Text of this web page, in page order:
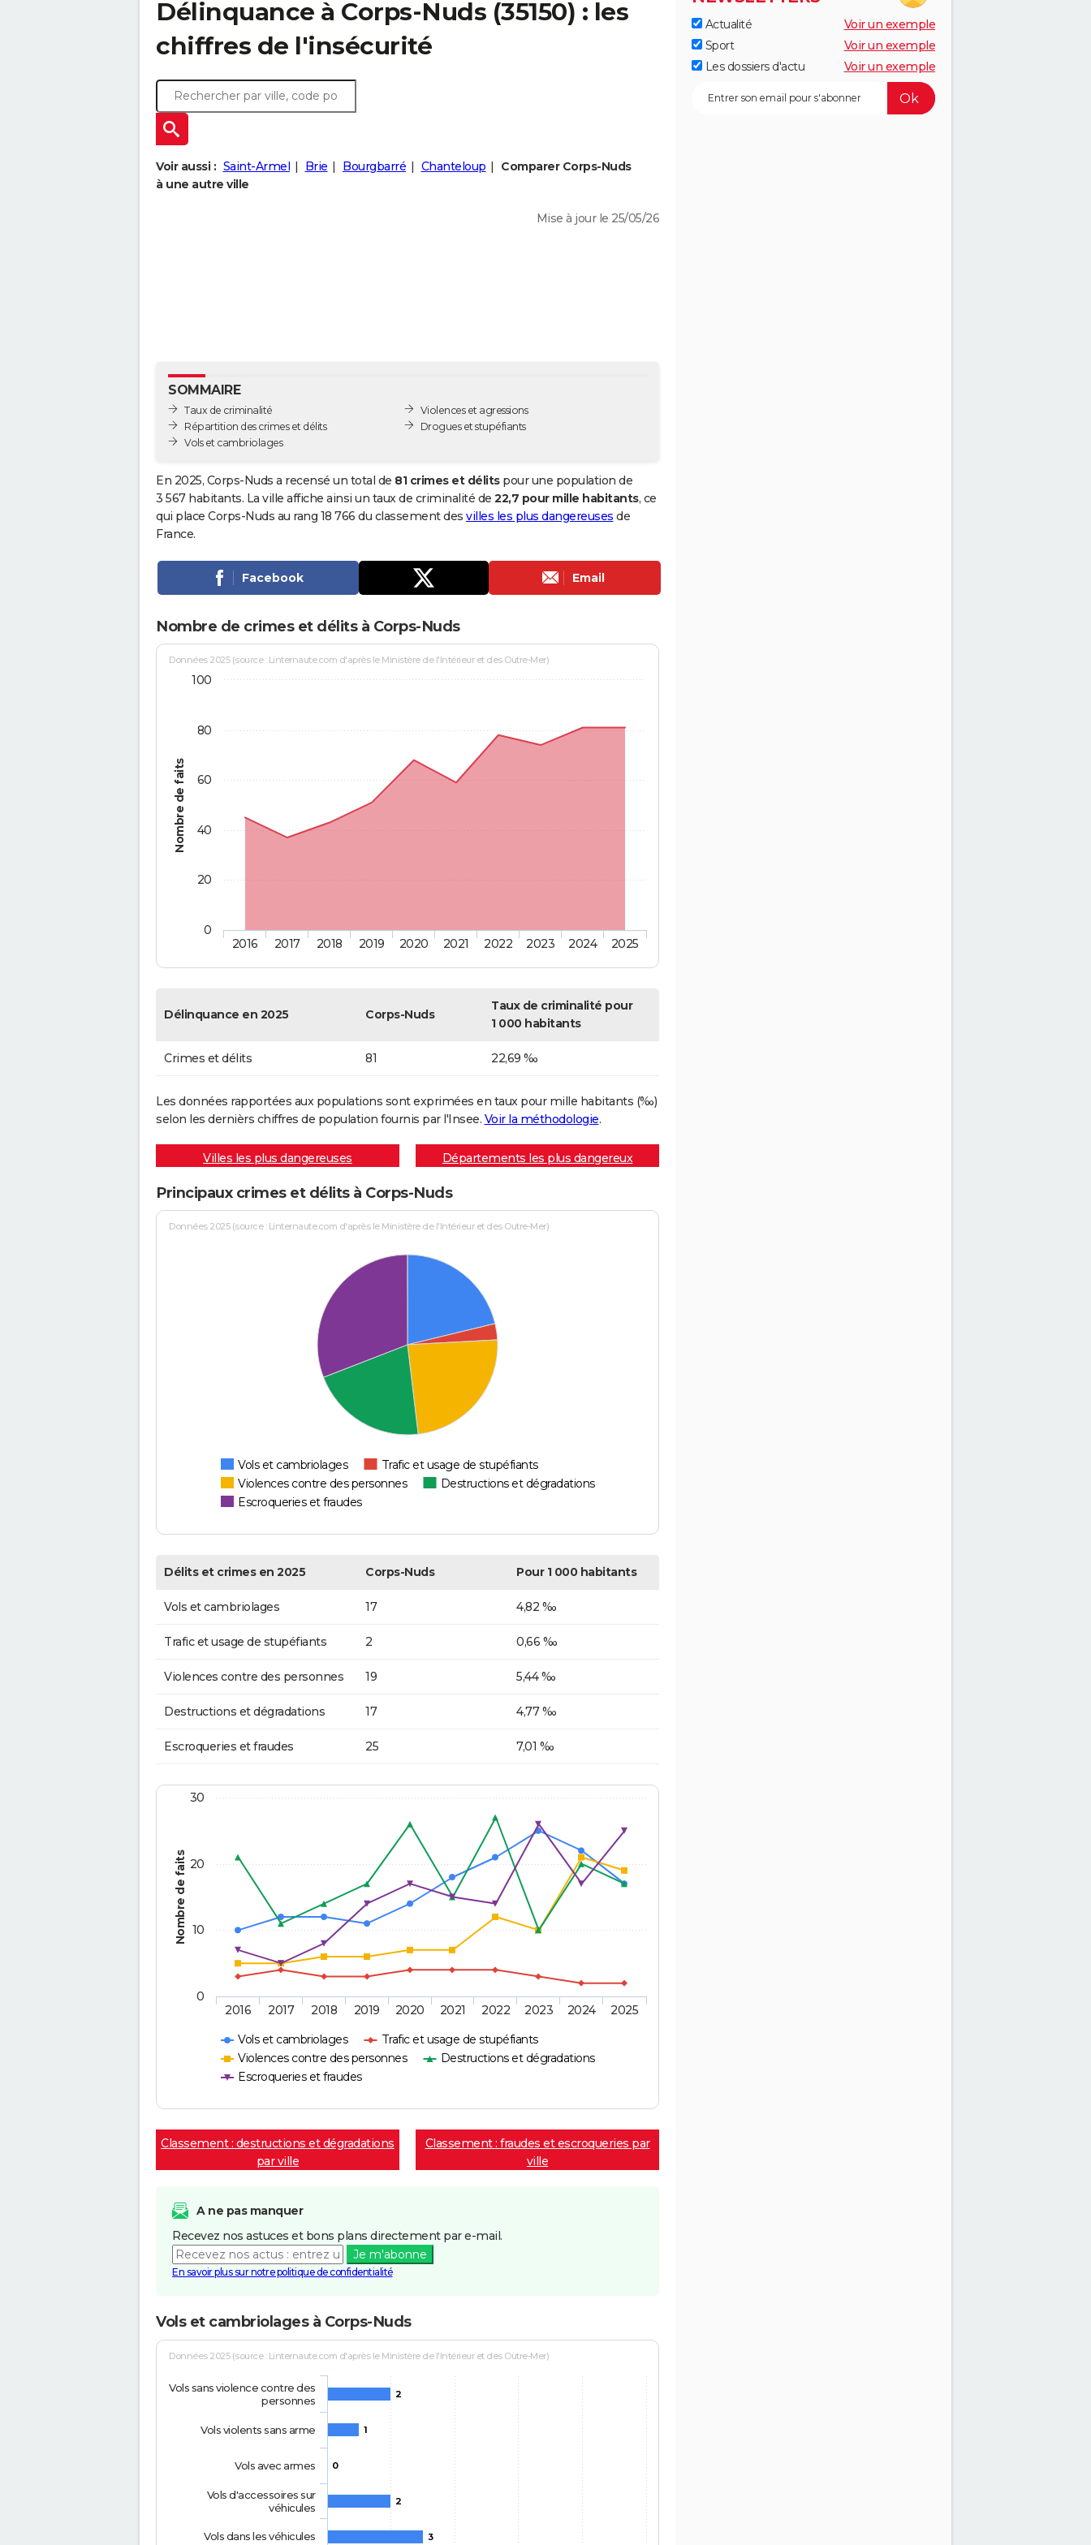
Délinquance à Corps-Nuds (35150) : les
chiffres de l'insécurité
Voir aussi : Saint-Armel Brie Bourgbarré Chanteloup
Comparer Corps-Nuds
à une autre ville
Mise à jour le 25/05/26
SOMMAIRE
Taux de criminalité
Répartition des crimes et délits
Vols et cambriolages
Violences et agressions
Drogues et stupéfiants
En 2025, Corps-Nuds a recensé un total de 81 crimes et délitspour une population de
3 567 habitants. La ville affiche ainsi un taux de criminalité de 22,7 pour mille habitants, ce
qui place Corps-Nuds au rang 18 766 du classement des villes les plus dangereuses de
France.
Facebook Email
Nombre de crimes et délits à Corps-Nuds
Nombre de faits
Données 2025 (source : Linternaute.com d'après le Ministère de l'Intérieur et des Outre-Mer)
2016 2017 2018 2019 2020 2021 2022 2023 2024 2025
0
20
40
60
80
100
Délinquance en 2025 Corps-Nuds
Taux de criminalité pour
1 000 habitants
Crimes et délits 81 22,69 ‰
Les données rapportées aux populations sont exprimées en taux pour mille habitants (‰)
selon les dernièrs chiffres de population fournis par l'Insee. Voir la méthodologie.
Villes les plus dangereuses Départements les plus dangereux
Principaux crimes et délits à Corps-Nuds
Données 2025 (source : Linternaute.com d'après le Ministère de l'Intérieur et des Outre-Mer)
Vols et cambriolages
Trafic et usage de stupéfiants
Violences contre des personnes
Destructions et dégradations
Escroqueries et fraudes
Délits et crimes en 2025 Corps-Nuds Pour 1 000 habitants
Vols et cambriolages 17 4,82 ‰
Trafic et usage de stupéfiants 2 0,66 ‰
Violences contre des personnes 19 5,44 ‰
Destructions et dégradations 17 4,77 ‰
Escroqueries et fraudes 25 7,01 ‰
Nombre de faits
Vols et cambriolages
Trafic et usage de stupéfiants
Violences contre des personnes
Destructions et dégradations
Escroqueries et fraudes
2016 2017 2018 2019 2020 2021 2022 2023 2024 2025
0
10
20
30
Classement : destructions et dégradations
par ville
Classement : fraudes et escroqueries par
ville
A ne pas manquer
Recevez nos astuces et bons plans directement par e-mail.
Je m'abonne
En savoir plus sur notre politique de confidentialité
Vols et cambriolages à Corps-Nuds
Données 2025 (source : Linternaute.com d'après le Ministère de l'Intérieur et des Outre-Mer)
2
1
0
2
3
Vols sans violence contre des
personnes
Vols violents sans arme
Vols avec armes
Vols d'accessoires sur
véhicules
Vols dans les véhicules
Actualité
Voir un exemple
Sport
Voir un exemple
Les dossiers d'actu
Voir un exemple